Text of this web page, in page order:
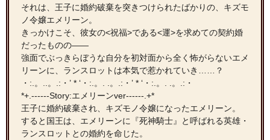
それは、王子に婚約破棄を突きつけられたばかりの、キズモ
ノ令嬢エメリーン。
きっかけこそ、彼女の<祝福>である<運>を求めての契約婚
だったものの――
強面でぶっきらぼうな自分を初対面から全く怖がらないエメ
リーンに、ランスロットは本気で惹かれていき……？
・:.。..。.:・’ * ‘・:.。. .。.:・’ * ‘・:.。. .。.:・
*+.------Story:エメリーンver------.+*
王子に婚約破棄され、キズモノ令嬢になったエメリーン。
すると国王は、エメリーンに『死神騎士』と呼ばれる英雄・
ランスロットとの婚約を命じた。